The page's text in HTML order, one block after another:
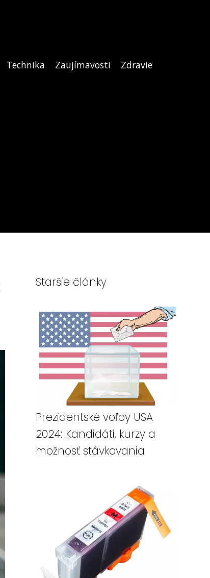
Technika Zaujímavosti Zdravie
Staršie články
Prezidentské voľby USA
2024: Kandidáti, kurzy a
možnosť stávkovania